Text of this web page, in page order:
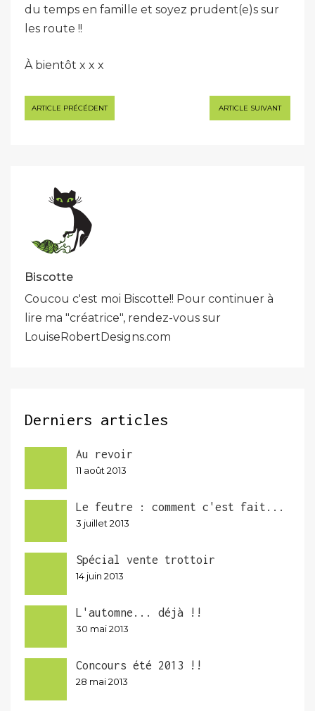
du temps en famille et soyez prudent(e)s sur
les route !!
À bientôt x x x
Navigation
de
ARTICLE PRÉCÉDENT ARTICLE SUIVANT
Biscotte
Coucou c'est moi Biscotte!! Pour continuer à
lire ma "créatrice", rendez-vous sur
LouiseRobertDesigns.com
Derniers articles
Au revoir
11 août 2013
Le feutre : comment c'est fait...
3 juillet 2013
Spécial vente trottoir
14 juin 2013
L'automne... déjà !!
30 mai 2013
Concours été 2013 !!
28 mai 2013